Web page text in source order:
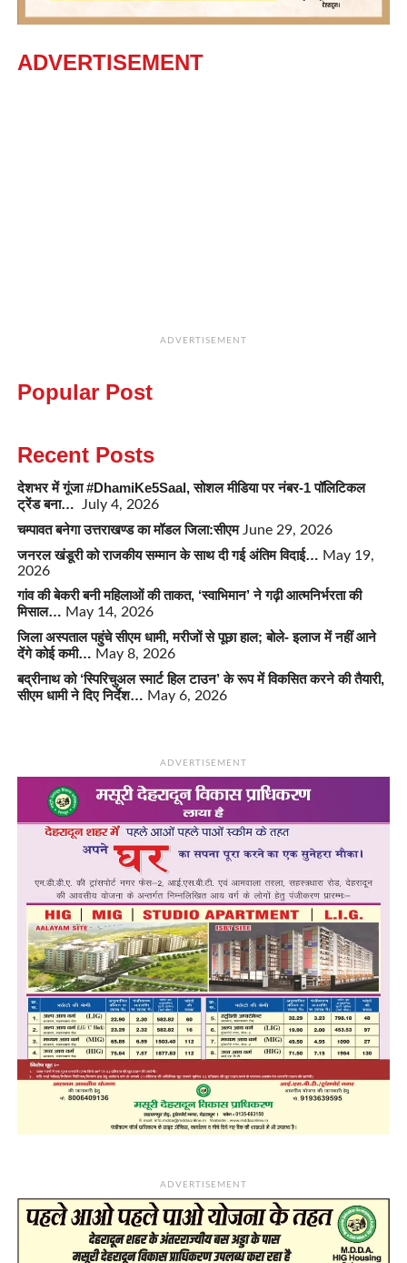
ADVERTISEMENT
ADVERTISEMENT
Popular Post
Recent Posts
देशभर में गूंजा #DhamiKe5Saal, सोशल मीडिया पर नंबर-1 पॉलिटिकल
ट्रेंड बना…
July 4, 2026
चम्पावत बनेगा उत्तराखण्ड का मॉडल जिला:सीएम June 29, 2026
जनरल खंडूरी को राजकीय सम्मान के साथ दी गई अंतिम विदाई… May 19,
2026
गांव की बेकरी बनी महिलाओं की ताकत, ‘स्वाभिमान’ ने गढ़ी आत्मनिर्भरता की
मिसाल… May 14, 2026
जिला अस्पताल पहुंचे सीएम धामी, मरीजों से पूछा हाल; बोले- इलाज में नहीं आने
देंगे कोई कमी… May 8, 2026
बद्रीनाथ को ‘स्पिरिचुअल स्मार्ट हिल टाउन’ के रूप में विकसित करने की तैयारी,
सीएम धामी ने दिए निर्देश… May 6, 2026
ADVERTISEMENT
ADVERTISEMENT